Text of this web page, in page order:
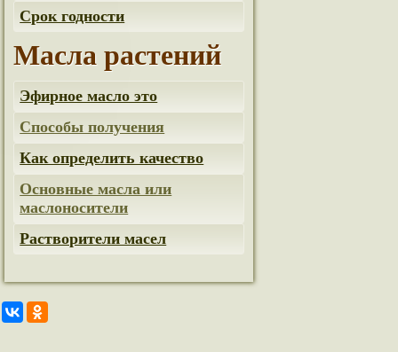
Срок годности
Масла растений
Эфирное масло это
Способы получения
Как определить качество
Основные масла или
маслоносители
Растворители масел